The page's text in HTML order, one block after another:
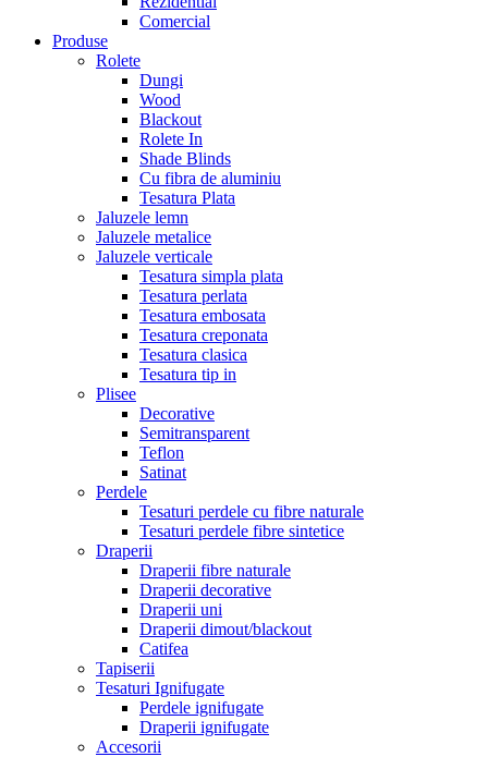
Comercial
Produse
Rolete
Dungi
Wood
Blackout
Rolete In
Shade Blinds
Cu fibra de aluminiu
Tesatura Plata
Jaluzele lemn
Jaluzele metalice
Jaluzele verticale
Tesatura simpla plata
Tesatura perlata
Tesatura embosata
Tesatura creponata
Tesatura clasica
Tesatura tip in
Plisee
Decorative
Semitransparent
Teflon
Satinat
Perdele
Tesaturi perdele cu fibre naturale
Tesaturi perdele fibre sintetice
Draperii
Draperii fibre naturale
Draperii decorative
Draperii uni
Draperii dimout/blackout
Catifea
Tapiserii
Tesaturi Ignifugate
Perdele ignifugate
Draperii ignifugate
Accesorii